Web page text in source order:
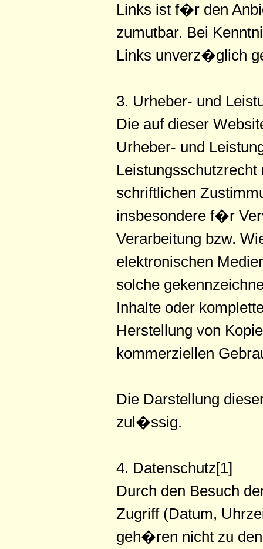
Links ist f�r den
zumutbar. Bei
Links unverz�glich
3. Urheber- und
Die auf dieser
Urheber- und
schriftlichen
insbesondere f�r
Verarbeitung bzw.
elektronischen
solche
Inhalte oder
Herstellung von
kommerziellen
Die Darstellung
zul�ssig.
4. Datenschutz[1]
Durch den Besuch
Zugriff (Datum,
geh�ren nicht zu